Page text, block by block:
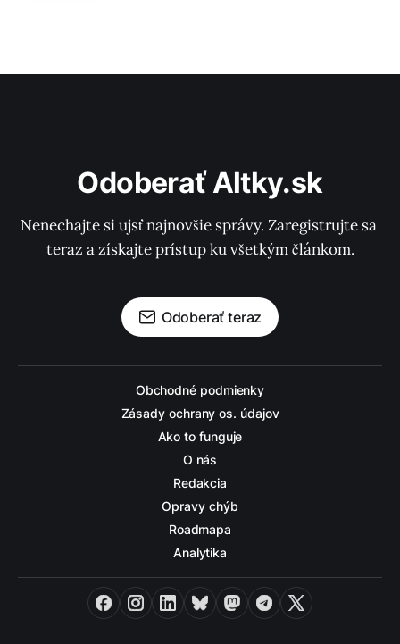
Odoberať Altky.sk
Nenechajte si ujsť najnovšie správy. Zaregistrujte sa
teraz a získajte prístup ku všetkým článkom.
Odoberať teraz
Obchodné podmienky
Zásady ochrany os. údajov
Ako to funguje
O nás
Redakcia
Opravy chýb
Roadmapa
Analytika
FacebookInstagramLinkedInBlueskyMastodon
Telegram
X